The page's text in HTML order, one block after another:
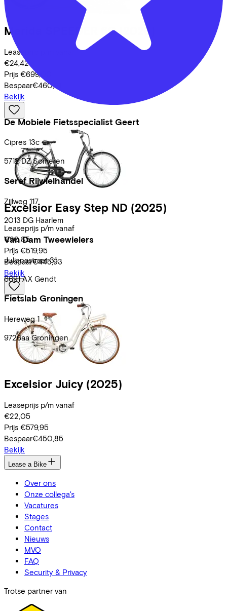
De Mobiele Fietsspecialist Geert
Cipres 13c
5712 DZ Someren
Seref Rijwielhandel
Zijlweg 117
2013 DG Haarlem
Van Dam Tweewielers
Julianastraat 31
6691 AX Gendt
Fietslab Groningen
Hereweg 1
9726aa Groningen
Lijst
Merida SPEEDER 60 (2026)
Leaseprijs p/m vanaf
€24,42
Prijs €699,00
Bespaar€460,61
Bekijk
Excelsior Easy Step ND (2025)
Leaseprijs p/m vanaf
€20,85
Prijs €519,95
Bespaar€445,93
Bekijk
Excelsior Juicy (2025)
Leaseprijs p/m vanaf
€22,05
Prijs €579,95
Bespaar€450,85
Bekijk
Lease a Bike
Over ons
Onze collega's
Vacatures
Stages
Contact
Nieuws
MVO
FAQ
Security & Privacy
Trotse partner van